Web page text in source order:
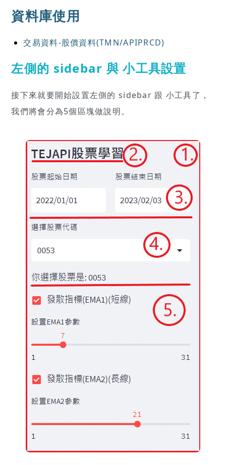
資料庫使用
交易資料-股價資料(TMN/APIPRCD)
左側的 sidebar 與 小工具設置
接下來就要開始設置左側的 sidebar 跟 小工具了，
我們將會分為5個區塊做說明。